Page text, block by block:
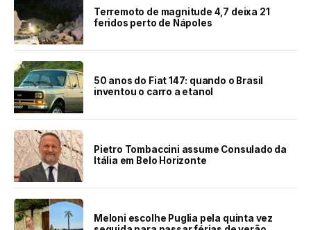
Terremoto de magnitude 4,7 deixa 21
feridos perto de Nápoles
50 anos do Fiat 147: quando o Brasil
inventou o carro a etanol
Pietro Tombaccini assume Consulado da
Itália em Belo Horizonte
Meloni escolhe Puglia pela quinta vez